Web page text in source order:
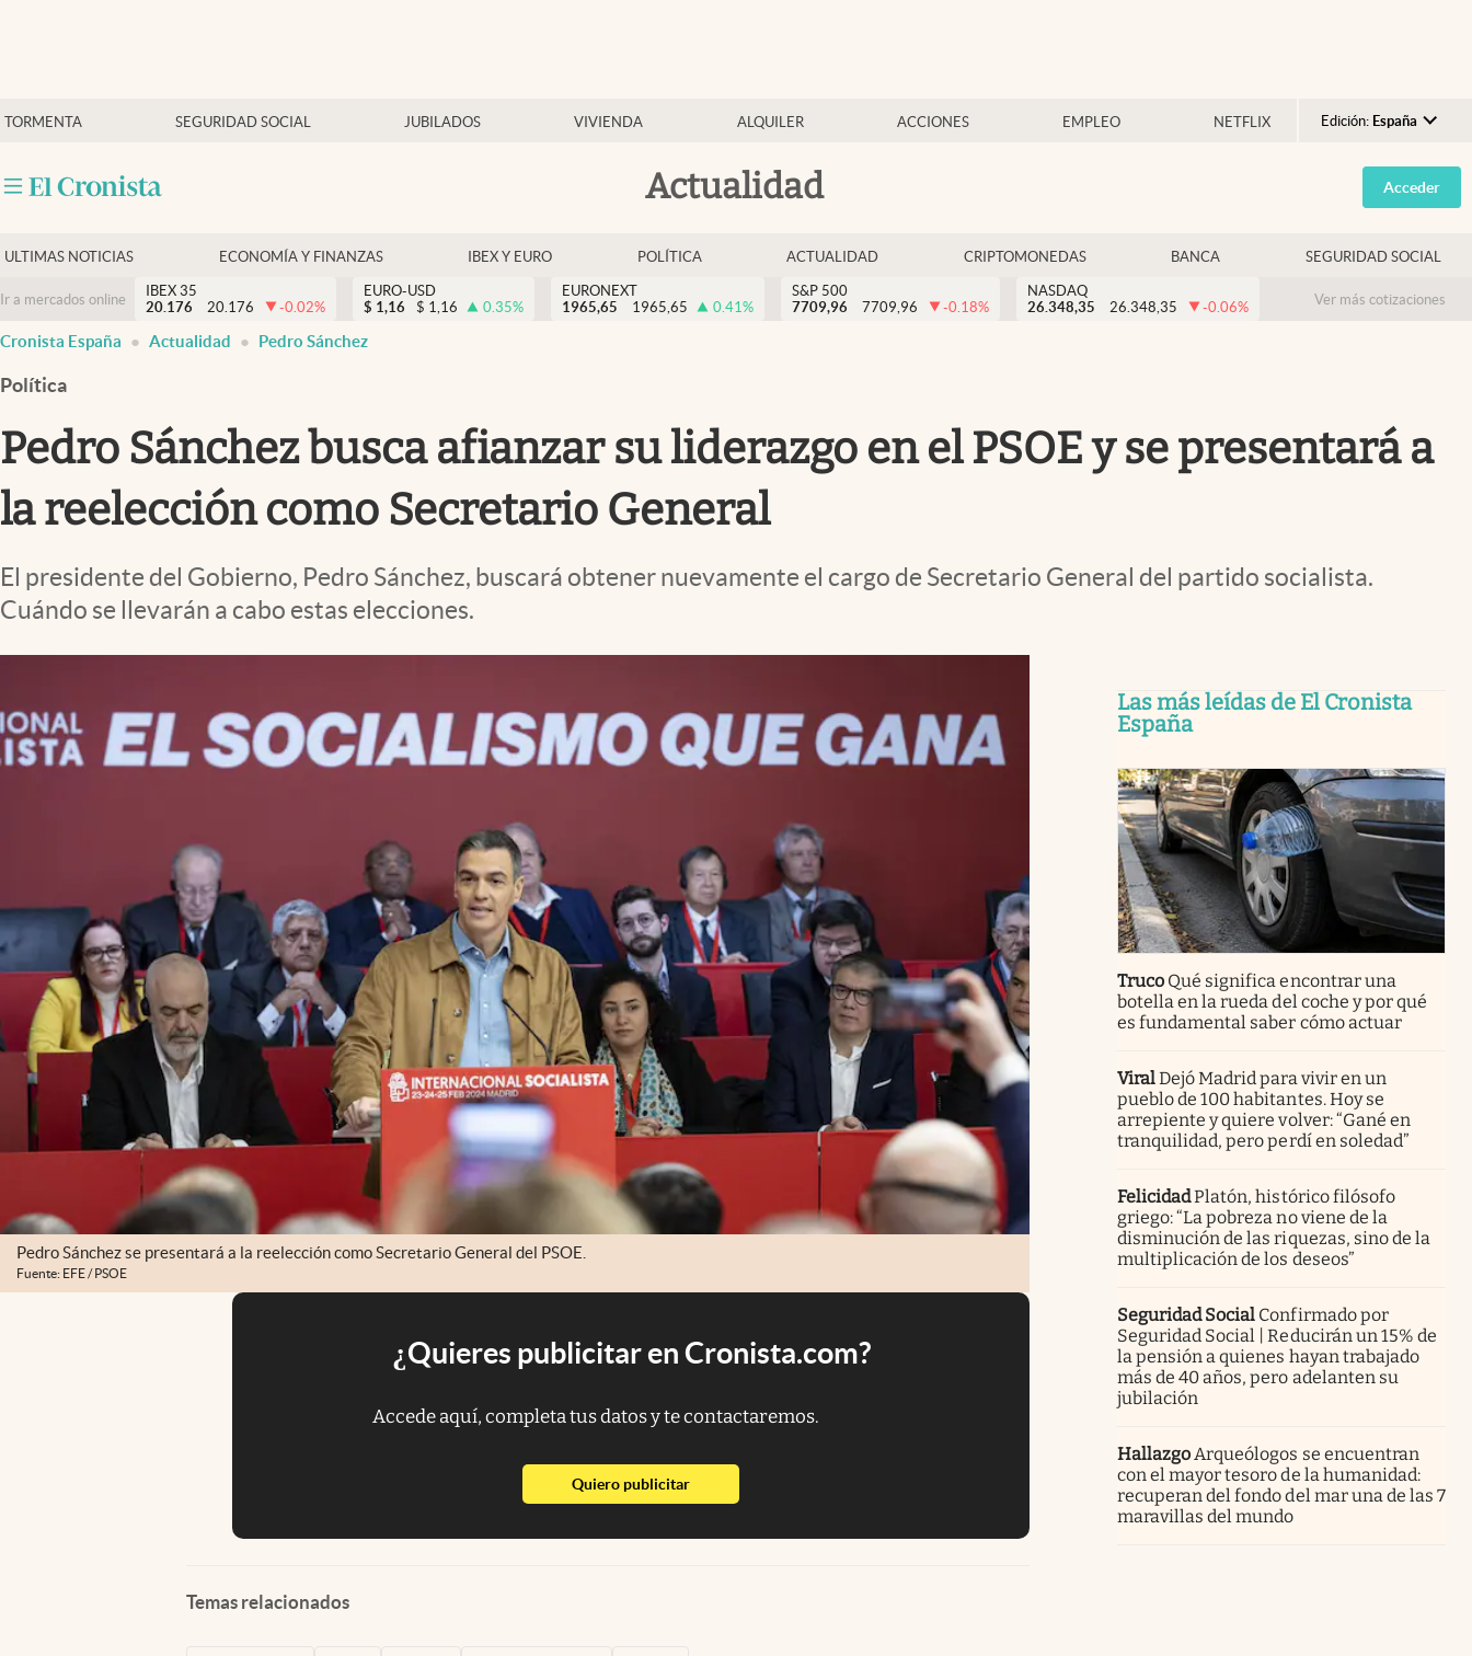
TORMENTA SEGURIDAD SOCIAL JUBILADOS VIVIENDA ALQUILER ACCIONES EMPLEO NETFLIX Edición: España
Argentina
España
USA
Colombia
Actualidad
Economía y finanzas
Criptomonedas
Acceder
ULTIMAS NOTICIAS ECONOMÍA Y FINANZAS IBEX Y EURO POLÍTICA ACTUALIDAD CRIPTOMONEDAS BANCA SEGURIDAD SOCIAL
Ir a mercados online
IBEX 35
20.176
20.176 -0.02%
EURO-USD
$ 1,16 $ 1,16 0.35%
EURONEXT
1965,65
1965,65 0.41%
S&P 500
7709,96
7709,96 -0.18%
NASDAQ
26.348,35
26.348,35 -0.06% Ver más cotizaciones
Cronista España Actualidad Pedro Sánchez
Política
Pedro Sánchez busca afianzar su liderazgo en el PSOE y se presentará a
la reelección como Secretario General
El presidente del Gobierno, Pedro Sánchez, buscará obtener nuevamente el cargo de Secretario General del partido socialista.
Cuándo se llevarán a cabo estas elecciones.
Pedro Sánchez se presentará a la reelección como Secretario General del PSOE.
Fuente: EFE / PSOE
¿Quieres publicitar en Cronista.com?
Accede aquí, completa tus datos y te contactaremos.
Quiero publicitarabre en nueva pestaña
Temas relacionados
Las más leídas de El Cronista
España
Truco Qué significa encontrar una
botella en la rueda del coche y por qué
es fundamental saber cómo actuar
ViralDejó Madrid para vivir en un
pueblo de 100 habitantes. Hoy se
arrepiente y quiere volver: “Gané en
tranquilidad, pero perdí en soledad”
FelicidadPlatón, histórico filósofo
griego: “La pobreza no viene de la
disminución de las riquezas, sino de la
multiplicación de los deseos”
Seguridad Social Confirmado por
Seguridad Social | Reducirán un 15% de
la pensión a quienes hayan trabajado
más de 40 años, pero adelanten su
jubilación
HallazgoArqueólogos se encuentran
con el mayor tesoro de la humanidad:
recuperan del fondo del mar una de las 7
maravillas del mundo